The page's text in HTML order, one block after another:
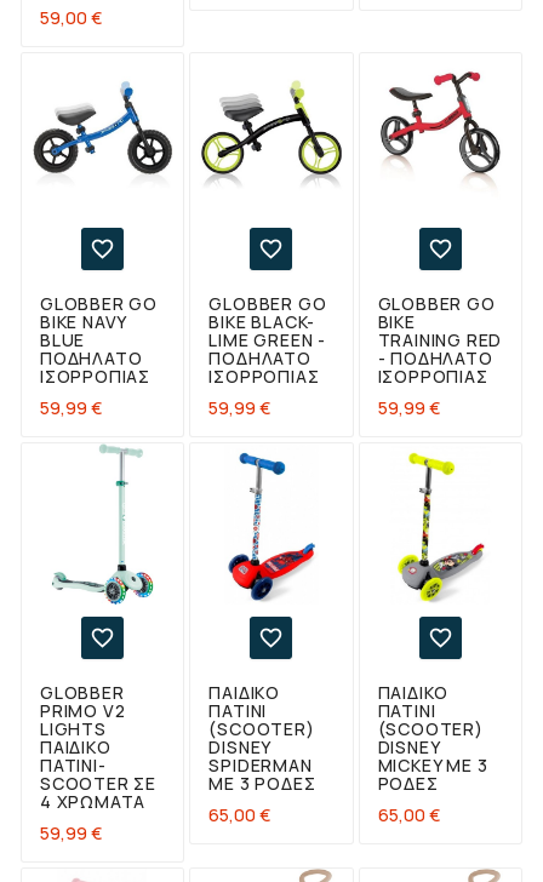
59,00 €

GLOBBER GO
BIKE NAVY
BLUE
ΠΟΔΉΛΑΤΟ
ΙΣΟΡΡΟΠΊΑΣ
59,99 €

GLOBBER GO
BIKE BLACK-
LIME GREEN -
ΠΟΔΉΛΑΤΟ
ΙΣΟΡΡΟΠΊΑΣ
59,99 €

GLOBBER GO
BIKE
TRAINING RED
- ΠΟΔΉΛΑΤΟ
ΙΣΟΡΡΟΠΊΑΣ
59,99 €

GLOBBER
PRIMO V2
LIGHTS
ΠΑΙΔΙΚΌ
ΠΑΤΊΝΙ-
SCOOTER ΣΕ
4 ΧΡΏΜΑΤΑ
59,99 €

ΠΑΙΔΙΚΌ
ΠΑΤΊΝΙ
(SCOOTER)
DISNEY
SPIDERMAN
ΜΕ 3 ΡΌΔΕΣ
65,00 €

ΠΑΙΔΙΚΌ
ΠΑΤΊΝΙ
(SCOOTER)
DISNEY
MICKEY ΜΕ 3
ΡΌΔΕΣ
65,00 €